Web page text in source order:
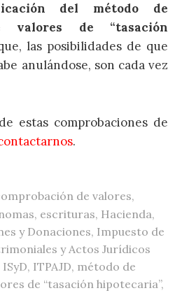
del método de
valores de “tasación
las posibilidades de que
anulándose, son cada vez
estas comprobaciones de
.
de valores,
, escrituras, Hacienda,
y Donaciones, Impuesto de
y Actos Jurídicos
ISyD, ITPAJD, método de
de “tasación hipotecaria”,